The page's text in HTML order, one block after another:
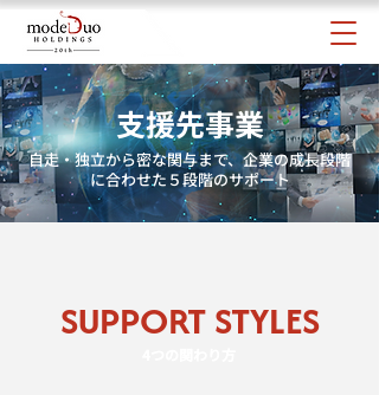
支援先事業
自走・独立から密な関与まで、企業の成長段階
に合わせた５段階のサポート
SUPPORT STYLES